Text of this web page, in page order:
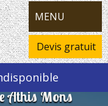
MENU
Devis gratuit
Athis Mons